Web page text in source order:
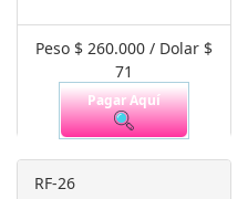
Peso $ 260.000 / Dolar $
71
Pagar Aquí
RF-26